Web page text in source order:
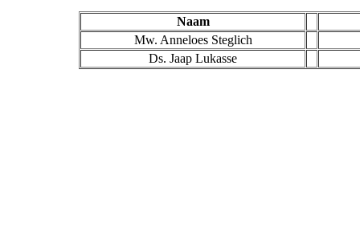
Naam
Mw. Anneloes Steglich
Ds. Jaap Lukasse